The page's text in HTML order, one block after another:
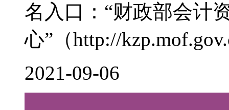
名入口：“财政部会计
心”（http://
2021-09-06